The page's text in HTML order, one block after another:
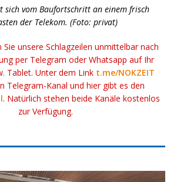
sich vom Baufortschritt an einem frisch
der Telekom. (Foto: privat)
unsere Schlagzeilen unmittelbar nach
per Telegram oder Whatsapp auf Ihr
Tablet. Unter dem Link t.me/NOKZEIT
Telegram-Kanal und hier gibt es den
. Natürlich stehen beide Kanäle kostenlos
zur Verfügung.